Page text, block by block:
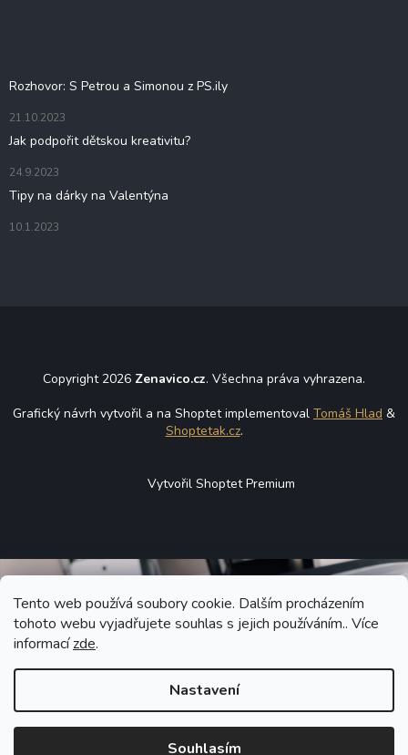
Tento web používá soubory cookie. Dalším procházením
tohoto webu vyjadřujete souhlas s jejich používáním.. Více
informacízde.
Nastavení
Souhlasím
Rozhovor: S Petrou a Simonou z PS.ily
21.10.2023
Jak podpořit dětskou kreativitu?
24.9.2023
Tipy na dárky na Valentýna
10.1.2023
Copyright 2026 Zenavico.cz. Všechna práva vyhrazena.
Grafický návrh vytvořil a na Shoptet implementoval Tomáš Hlad &
Shoptetak.cz.
Vytvořil Shoptet Premium